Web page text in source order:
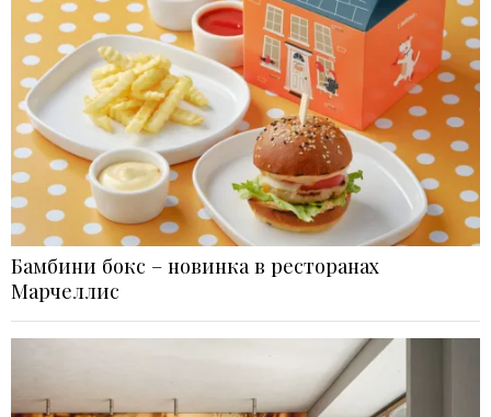
Бамбини бокс – новинка в ресторанах
Марчеллис